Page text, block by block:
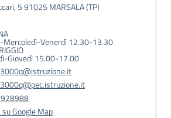
5 91025 MARSALA (TP)
Mercoledì-Venerdì 12.30-13.30
Giovedì 15.00-17.00
su Google Map